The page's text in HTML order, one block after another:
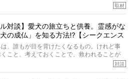
たりにするほどに、そのフレンチブルドッグ
のそれとまったく同じであることに、なん
ってしまったのでした。
ちゃんのすてきな暮らしを、BUHI編集長の
みながら、切り取らせていただきます。
取材
ル対談】愛犬の旅立ちと供養。霊感がな
の成仏」を知る方法!?【シークエンス
】
、誰もが目を背けたくなるもの。けれど事
こと、考えておくことで、救われることが
対談